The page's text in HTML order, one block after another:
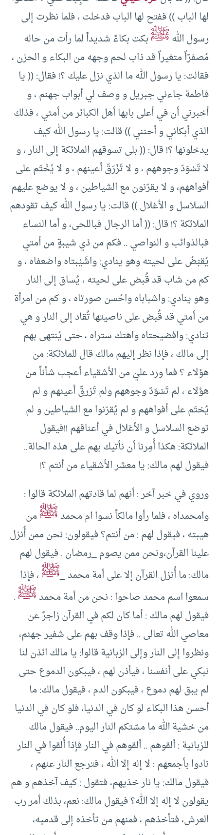
لها الباب )) ففتح لها الباب فدخلت ، فلما نظرت إلى
رسول اللهﷺبكت بكاءً شديداً لما رأت من حاله
مُصفرّاً متغيراً قد ذاب لحم وجهه من البكاء و الحزن ،
فقالت: يا رسول الله ما الذي نزل عليك ؟! فقال: (( يا
فاطمة جاءني جبريل و وصف لي أبواب جهنم ، و
أخبرني أن في أعلى بابها أهل الكبائر من أمتي ، فذلك
الذي أبكاني و أحنني )) قالت: يا رسول الله كيف
يدخلونها ؟! قال: (( بلى تسوقهم الملائكة إلى النار ، و
لا تَسْوَدّ وجوههم ، و لا تَزْرَقّ أعينهم ، و لا يُخْتَم على
أفواههم، و لا يقرّنون مع الشياطين ، و لا يوضع عليهم
السلاسل و الأغلال )) قالت: يا رسول الله كيف تقودهم
الملائكة ؟! قال: (( أما الرجال فباللحى، و أما النساء
فبالذوائب و النواصي .. فكم من ذي شيبةٍ من أمتي
يُقبَضُ على لحيته وهو ينادي: واشَيْبتاه واضعفاه ، و
كم من شاب قد قُبض على لحيته ، يُساق إلى النار
وهو ينادي: واشباباه واحُسن صورتاه ، و كم من امرأة
من أمتي قد قُبض على ناصيتها تُقاد إلى النار و هي
تنادي: وافضيحتاه واهتك ستراه ، حتى يُنتهى بهم
إلى مالك ، فإذا نظر إليهم مالك قال للملائكة: من
هؤلاء ؟ فما ورد عليّ من الأشقياء أعجب شأناً من
هؤلاء ، لم تَسْوَدّ وجوههم ولم تَزرقّ أعينهم و لم
يُختَم على أفواههم و لم يُقرّنوا مع الشياطين و لم
توضع السلاسل و الأغلال في أعناقهم !!فيقول
الملائكة: هكذا أُمِرنا أن نأتيك بهم على هذه الحالة..
فيقول لهم مالك: يا معشر الأشقياء من أنتم ؟!
وروي في خبر آخر : أنهم لما قادتهم الملائكة قالوا :
وامحمداه ، فلما رأوا مالكاً نسوا ام محمدﷺمن
هيبته ، فيقول لهم : من أنتم؟ فيقولون: نحن ممن أُنزل
علينا القرآن،ونحن ممن يصوم _رمضان . فيقول لهم
مالك: ما أُنزل القرآن إلا على أمة محمد _ﷺ، فإذا
سمعوا اسم محمد صاحوا : نحن من أمة محمدﷺ.
فيقول لهم مالك : أما كان لكم في القرآن زاجرٌ عن
معاصي الله تعالى .. فإذا وقف بهم على شفير جهنم،
ونظروا إلى النار وإلى الزبانية قالوا: يا مالك ائذن لنا
نبكي على أنفسنا ، فيأذن لهم ، فيبكون الدموع حتى
لم يبق لهم دموع ، فيبكون الدم ، فيقول مالك: ما
أحسن هذا البكاء لو كان في الدنيا، فلو كان في الدنيا
من خشية الله ما مسّتكم النار اليوم.. فيقول مالك
للزبانية : ألقوهم .. ألقوهم في النار فإذا أُلقوا في النار
نادوا بأجمعهم : لا إله إلا الله ، فترجع النار عنهم ،
فيقول مالك: يا نار خذيهم، فتقول : كيف آخذهم و هم
يقولون لا إله إلا الله؟ فيقول مالك: نعم، بذلك أمر رب
العرش، فتأخذهم ، فمنهم من تأخذه إلى قدميه،